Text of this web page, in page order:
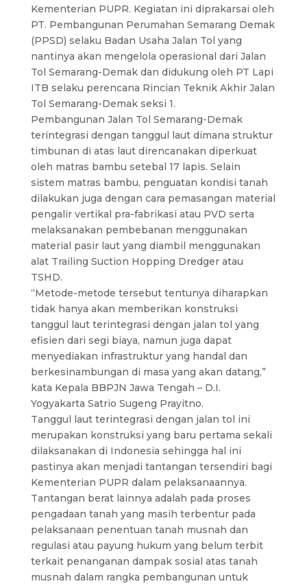
Kementerian PUPR. Kegiatan ini diprakarsai oleh
PT. Pembangunan Perumahan Semarang Demak
(PPSD) selaku Badan Usaha Jalan Tol yang
nantinya akan mengelola operasional dari Jalan
Tol Semarang-Demak dan didukung oleh PT Lapi
ITB selaku perencana Rincian Teknik Akhir Jalan
Tol Semarang-Demak seksi 1.
Pembangunan Jalan Tol Semarang-Demak
terintegrasi dengan tanggul laut dimana struktur
timbunan di atas laut direncanakan diperkuat
oleh matras bambu setebal 17 lapis. Selain
sistem matras bambu, penguatan kondisi tanah
dilakukan juga dengan cara pemasangan material
pengalir vertikal pra-fabrikasi atau PVD serta
melaksanakan pembebanan menggunakan
material pasir laut yang diambil menggunakan
alat Trailing Suction Hopping Dredger atau
TSHD.
“Metode-metode tersebut tentunya diharapkan
tidak hanya akan memberikan konstruksi
tanggul laut terintegrasi dengan jalan tol yang
efisien dari segi biaya, namun juga dapat
menyediakan infrastruktur yang handal dan
berkesinambungan di masa yang akan datang,”
kata Kepala BBPJN Jawa Tengah – D.I.
Yogyakarta Satrio Sugeng Prayitno.
Tanggul laut terintegrasi dengan jalan tol ini
merupakan konstruksi yang baru pertama sekali
dilaksanakan di Indonesia sehingga hal ini
pastinya akan menjadi tantangan tersendiri bagi
Kementerian PUPR dalam pelaksanaannya.
Tantangan berat lainnya adalah pada proses
pengadaan tanah yang masih terbentur pada
pelaksanaan penentuan tanah musnah dan
regulasi atau payung hukum yang belum terbit
terkait penanganan dampak sosial atas tanah
musnah dalam rangka pembangunan untuk